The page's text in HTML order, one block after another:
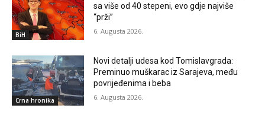
BiH
sa više od 40 stepeni, evo gdje najviše
“prži”
6. Augusta 2026.
Crna hronika
Novi detalji udesa kod Tomislavgrada:
Preminuo muškarac iz Sarajeva, među
povrijeđenima i beba
6. Augusta 2026.